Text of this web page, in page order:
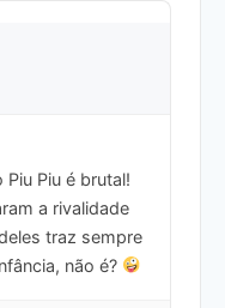
Piu é brutal!
a rivalidade
traz sempre
não é?